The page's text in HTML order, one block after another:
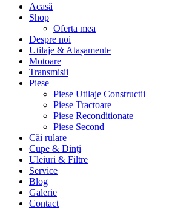
Acasă
Shop
Oferta mea
Despre noi
Utilaje & Atașamente
Motoare
Transmisii
Piese
Piese Utilaje Constructii
Piese Tractoare
Piese Reconditionate
Piese Second
Căi rulare
Cupe & Dinți
Uleiuri & Filtre
Service
Blog
Galerie
Contact